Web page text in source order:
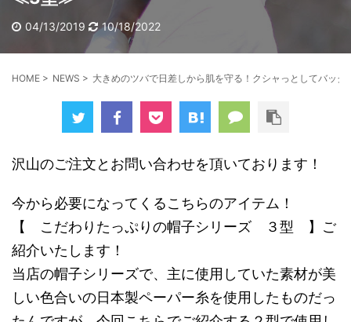
04/13/2019 10/18/2022
HOME > NEWS > 大きめのツバで日差しから肌を守る！クシャっとしてバッ
沢山のご注文とお問い合わせを頂いております！
今から必要になってくるこちらのアイテム！
【 こだわりたっぷりの帽子シリーズ ３型 】ご
紹介いたします！
当店の帽子シリーズで、主に使用していた素材が美
しい色合いの日本製ペーパー糸を使用したものだっ